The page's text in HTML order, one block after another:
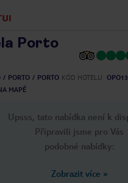
Porto
PORTO PORTO KÓD HOTELU
MAPĚ
Upsss, tato nabídka není k
Připravili jsme pro Vás
podobné nabídky:
Zobrazit více »